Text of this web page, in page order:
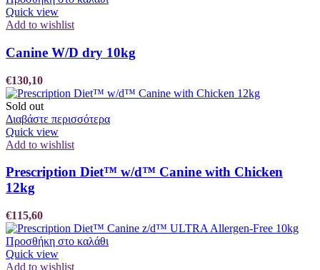
Quick view
Add to wishlist
Canine W/D dry 10kg
€130,10
Sold out
Διαβάστε περισσότερα
Quick view
Add to wishlist
Prescription Diet™ w/d™ Canine with Chicken
12kg
€115,60
Προσθήκη στο καλάθι
Quick view
Add to wishlist